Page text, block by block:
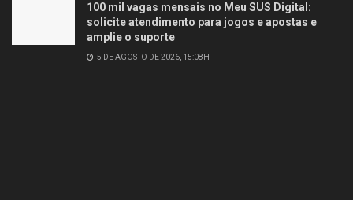
100 mil vagas mensais no Meu SUS Digital:
solicite atendimento para jogos e apostas e
amplie o suporte
5 DE AGOSTO DE 2026, 15:08H